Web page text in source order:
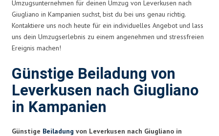
Umzugsunternehmen für deinen Umzug von Leverkusen nach
Giugliano in Kampanien suchst, bist du bei uns genau richtig.
Kontaktiere uns noch heute für ein individuelles Angebot und lass
uns dein Umzugserlebnis zu einem angenehmen und stressfreien
Ereignis machen!
Günstige Beiladung von
Leverkusen nach Giugliano
in Kampanien
Günstige Beiladung von Leverkusen nach Giugliano in